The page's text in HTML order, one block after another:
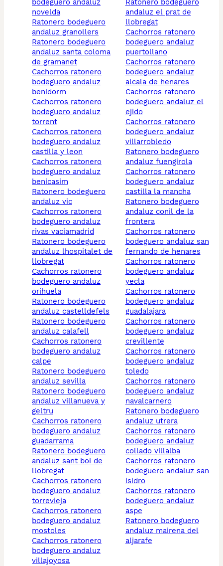
bodeguero andaluz
novelda
ratonero bodeguero
andaluz granollers
ratonero bodeguero
andaluz santa coloma
de gramanet
cachorros ratonero
bodeguero andaluz
benidorm
cachorros ratonero
bodeguero andaluz
torrent
cachorros ratonero
bodeguero andaluz
castilla y leon
cachorros ratonero
bodeguero andaluz
benicasim
ratonero bodeguero
andaluz vic
cachorros ratonero
bodeguero andaluz
rivas vaciamadrid
ratonero bodeguero
andaluz lhospitalet de
llobregat
cachorros ratonero
bodeguero andaluz
orihuela
ratonero bodeguero
andaluz castelldefels
ratonero bodeguero
andaluz calafell
cachorros ratonero
bodeguero andaluz
calpe
ratonero bodeguero
andaluz sevilla
ratonero bodeguero
andaluz villanueva y
geltru
cachorros ratonero
bodeguero andaluz
guadarrama
ratonero bodeguero
andaluz sant boi de
llobregat
cachorros ratonero
bodeguero andaluz
torrevieja
cachorros ratonero
bodeguero andaluz
mostoles
cachorros ratonero
bodeguero andaluz
villajoyosa
ratonero bodeguero
andaluz el prat de
llobregat
cachorros ratonero
bodeguero andaluz
puertollano
cachorros ratonero
bodeguero andaluz
alcala de henares
cachorros ratonero
bodeguero andaluz el
ejido
cachorros ratonero
bodeguero andaluz
villarrobledo
ratonero bodeguero
andaluz fuengirola
cachorros ratonero
bodeguero andaluz
castilla la mancha
ratonero bodeguero
andaluz conil de la
frontera
cachorros ratonero
bodeguero andaluz san
fernando de henares
cachorros ratonero
bodeguero andaluz
yecla
cachorros ratonero
bodeguero andaluz
guadalajara
cachorros ratonero
bodeguero andaluz
crevillente
cachorros ratonero
bodeguero andaluz
toledo
cachorros ratonero
bodeguero andaluz
navalcarnero
ratonero bodeguero
andaluz utrera
cachorros ratonero
bodeguero andaluz
collado villalba
cachorros ratonero
bodeguero andaluz san
isidro
cachorros ratonero
bodeguero andaluz
aspe
ratonero bodeguero
andaluz mairena del
aljarafe